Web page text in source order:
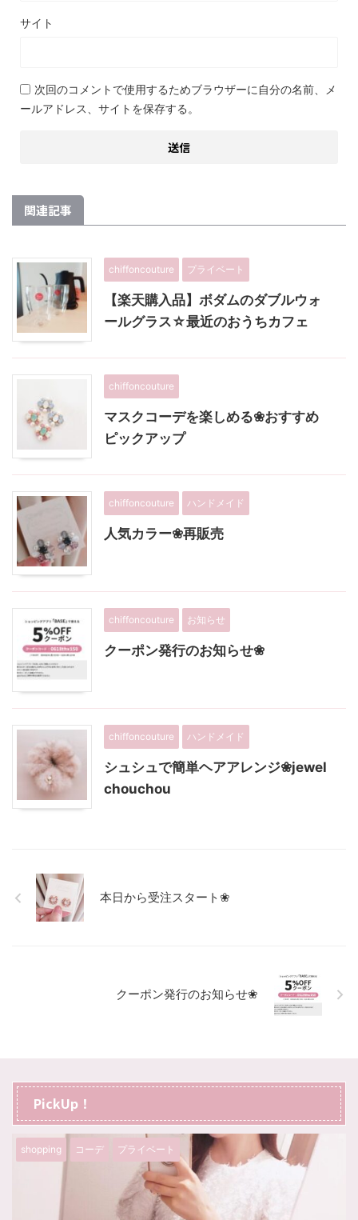
サイト
次回のコメントで使用するためブラウザーに自分の名前、メ
ールアドレス、サイトを保存する。
関連記事
chiffoncouture プライベート
【楽天購入品】ボダムのダブルウォ
ールグラス☆最近のおうちカフェ
chiffoncouture
マスクコーデを楽しめる❀おすすめ
ピックアップ
chiffoncouture ハンドメイド
人気カラー❀再販売
chiffoncouture お知らせ
クーポン発行のお知らせ❀
chiffoncouture ハンドメイド
シュシュで簡単ヘアアレンジ❀jewel
chouchou
本日から受注スタート❀
クーポン発行のお知らせ❀
PickUp！
グルメ プライベート 旅行